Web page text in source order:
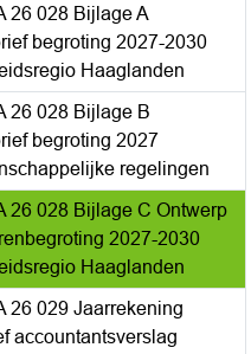
26 028 Bijlage A
begroting 2027-2030
Haaglanden
26 028 Bijlage B
begroting 2027
regelingen
26 028 Bijlage C Ontwerp
2027-2030
Haaglanden
26 029 Jaarrekening
accountantsverslag